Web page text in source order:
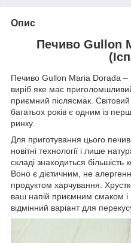
Опис
Печиво Gullon
Печиво Gullon Maria Dorada –
виріб яке має
приємний післясмак.
багатьох років є одним із
ринку.
Для приготування цього
новітні технології і лише
складі знаходиться
Воно є дієтичним, не
продуктом харчування.
ваш напій приємним смаком
відмінний варіант для